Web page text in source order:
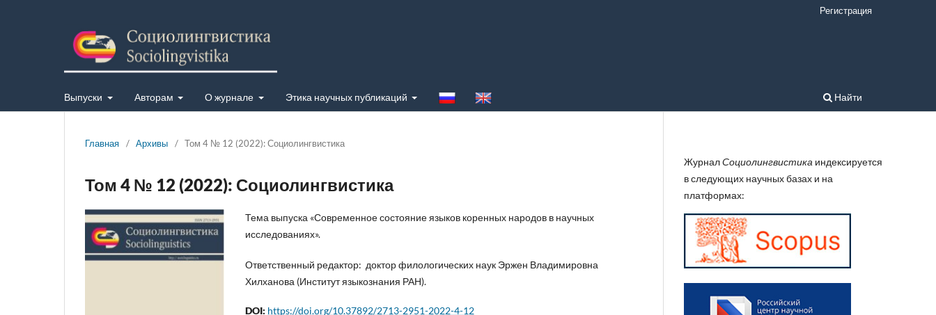
Выпуски Авторам О журнале Этика научных публикаций Найти
Регистрация
Главная / Архивы / Том 4 № 12 (2022): Социолингвистика
Том 4 № 12 (2022): Социолингвистика
Тема выпуска «Современное состояние языков коренных народов в научных
исследованиях».
Ответственный редактор: доктор филологических наук Эржен Владимировна
Хилханова (Институт языкознания РАН).
DOI: https://doi.org/10.37892/2713-2951-2022-4-12
ЖурналСоциолингвистика индексируется
в следующих научных базах и на
платформах: